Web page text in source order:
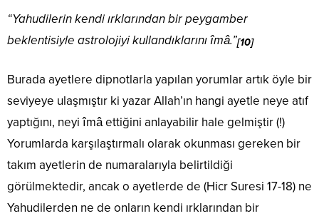
“Yahudilerin kendi ırklarından bir peygamber
beklentisiyle astrolojiyi kullandıklarını îmâ.”[10]
Burada ayetlere dipnotlarla yapılan yorumlar artık öyle bir
seviyeye ulaşmıştır ki yazar Allah’ın hangi ayetle neye atıf
yaptığını, neyi îmâ ettiğini anlayabilir hale gelmiştir (!)
Yorumlarda karşılaştırmalı olarak okunması gereken bir
takım ayetlerin de numaralarıyla belirtildiği
görülmektedir, ancak o ayetlerde de (Hicr Suresi 17-18) ne
Yahudilerden ne de onların kendi ırklarından bir